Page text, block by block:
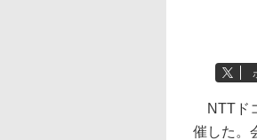
NTTド
催した。